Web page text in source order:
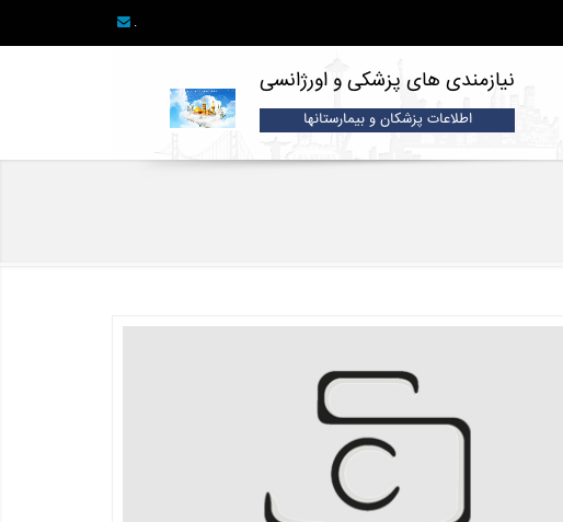
.
نیازمندی های پزشکی و اورژانسی
اطلاعات پزشکان و بیمارستانها